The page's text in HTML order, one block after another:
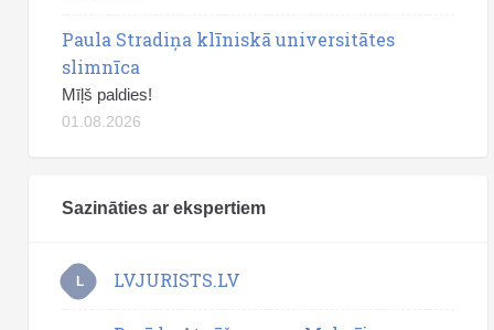
Paula Stradiņa klīniskā universitātes
slimnīca
Mīļš paldies!
01.08.2026
Sazināties ar ekspertiem
L LVJURISTS.LV